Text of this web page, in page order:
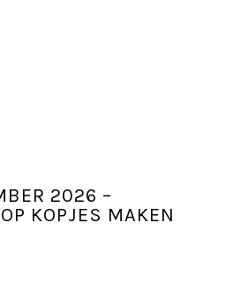
2026 –
KOPJES MAKEN